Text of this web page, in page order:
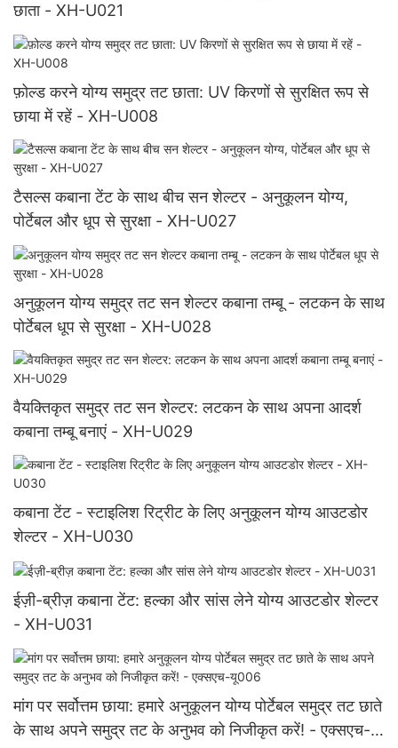
छाता - XH-U021
फ़ोल्ड करने योग्य समुद्र तट छाता: UV किरणों से सुरक्षित रूप से
छाया में रहें - XH-U008
टैसल्स कबाना टेंट के साथ बीच सन शेल्टर - अनुकूलन योग्य,
पोर्टेबल और धूप से सुरक्षा - XH-U027
अनुकूलन योग्य समुद्र तट सन शेल्टर कबाना तम्बू - लटकन के साथ
पोर्टेबल धूप से सुरक्षा - XH-U028
वैयक्तिकृत समुद्र तट सन शेल्टर: लटकन के साथ अपना आदर्श
कबाना तम्बू बनाएं - XH-U029
कबाना टेंट - स्टाइलिश रिट्रीट के लिए अनुकूलन योग्य आउटडोर
शेल्टर - XH-U030
ईज़ी-ब्रीज़ कबाना टेंट: हल्का और सांस लेने योग्य आउटडोर शेल्टर
- XH-U031
मांग पर सर्वोत्तम छाया: हमारे अनुकूलन योग्य पोर्टेबल समुद्र तट छाते
के साथ अपने समुद्र तट के अनुभव को निजीकृत करें! - एक्सएच-